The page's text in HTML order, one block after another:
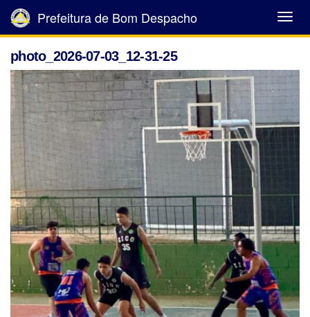
Abrir
Menu
Prefeitura de Bom Despacho
photo_2026-07-03_12-31-25